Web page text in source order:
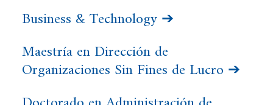
Business & Technology ➔
Maestría en Dirección de
Organizaciones Sin Fines de Lucro ➔